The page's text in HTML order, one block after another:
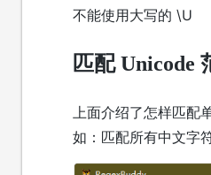
不能使用大写的 \U
匹配 Unicode
上面介绍了怎样匹
如：匹配所有中文字